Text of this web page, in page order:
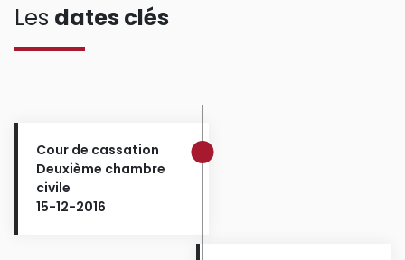
Les dates clés
Cour de cassation
Deuxième chambre
civile
15-12-2016